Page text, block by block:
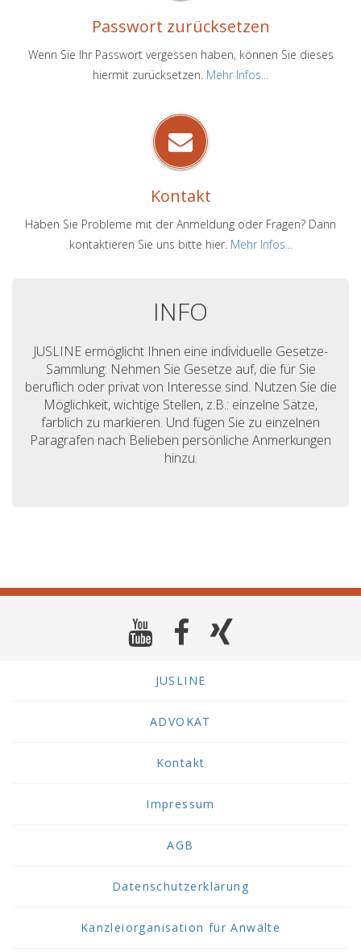
Passwort zurücksetzen
Wenn Sie Ihr Passwort vergessen haben, können Sie dieses
hiermit zurücksetzen. Mehr Infos...
Kontakt
Haben Sie Probleme mit der Anmeldung oder Fragen? Dann
kontaktieren Sie uns bitte hier. Mehr Infos...
INFO
JUSLINE ermöglicht Ihnen eine individuelle Gesetze-
Sammlung: Nehmen Sie Gesetze auf, die für Sie
beruflich oder privat von Interesse sind. Nutzen Sie die
Möglichkeit, wichtige Stellen, z.B.: einzelne Sätze,
farblich zu markieren. Und fügen Sie zu einzelnen
Paragrafen nach Belieben persönliche Anmerkungen
hinzu.
JUSLINE
ADVOKAT
Kontakt
Impressum
AGB
Datenschutzerklärung
Kanzleiorganisation für Anwälte